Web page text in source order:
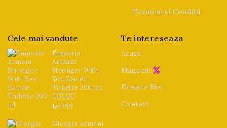
Termeni și Condiții
Cele mai vandute
Emporio
Armani
Stronger With
You Eau de
Toilette 200 ml
0
5
lei799
Giorgio Armani
Te intereseaza
Acasa
Magazin
Despre Noi
Contact